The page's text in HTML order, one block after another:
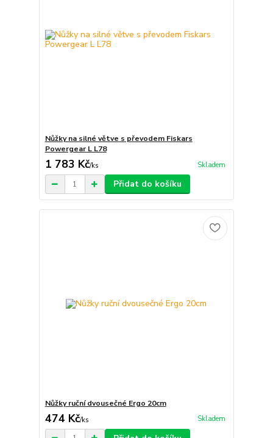
Nůžky na silné větve s převodem Fiskars
Powergear L L78
1 783 Kč/ks Skladem
Přidat do košíku
Nůžky ruční dvousečné Ergo 20cm
474 Kč/ks Skladem